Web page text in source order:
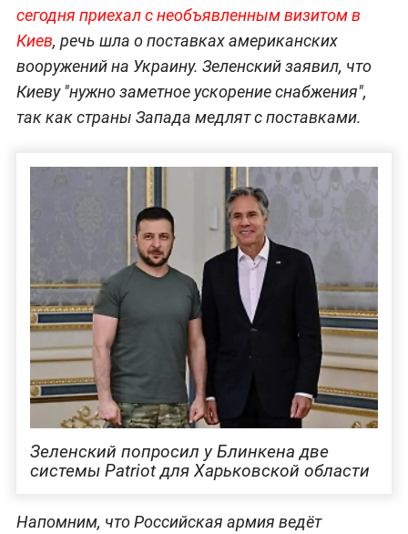
сегодня приехал с необъявленным визитом в
Киев, речь шла о поставках американских
вооружений на Украину. Зеленский заявил, что
Киеву "нужно заметное ускорение снабжения",
так как страны Запада медлят с поставками.
Зеленский попросил у Блинкена две
системы Patriot для Харьковской области
Напомним, что Российская армия ведёт